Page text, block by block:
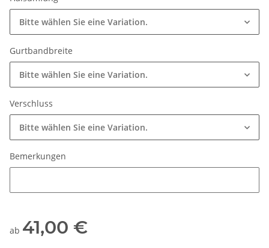
Bitte wählen Sie eine Variation.
Gurtbandbreite
Bitte wählen Sie eine Variation.
Verschluss
Bitte wählen Sie eine Variation.
Bemerkungen
ab 41,00 €